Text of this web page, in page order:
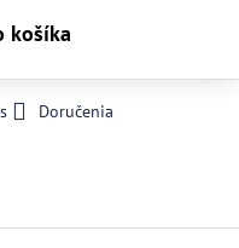
košíka
Doručenia